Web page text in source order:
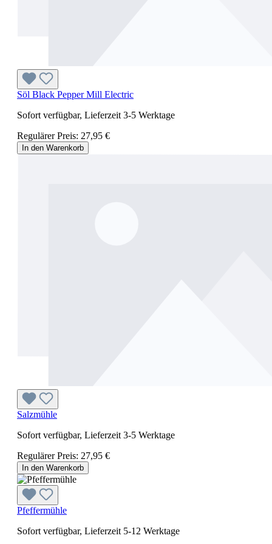
Söl Black Pepper Mill Electric
Sofort verfügbar, Lieferzeit 3-5 Werktage
Regulärer Preis: 27,95 €
In den Warenkorb
Salzmühle
Sofort verfügbar, Lieferzeit 3-5 Werktage
Regulärer Preis: 27,95 €
In den Warenkorb
Pfeffermühle
Sofort verfügbar, Lieferzeit 5-12 Werktage